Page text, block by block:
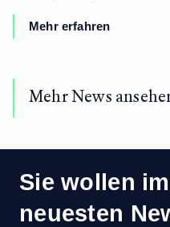
Mehr erfahren
Mehr News
Sie wollen
neuesten